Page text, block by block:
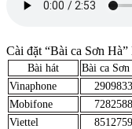
Cài đặt “Bài ca Sơn Hà”
Bài hát Bài ca Sơn
Vinaphone
2909833
Mobifone
7282588
Viettel
8512759